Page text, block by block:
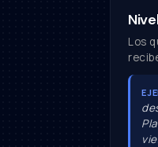
Los